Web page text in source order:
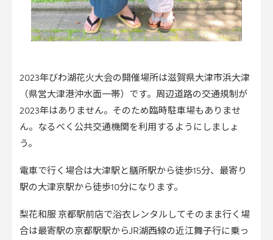
2023年びわ湖花火大会の開催場所は滋賀県大津市浜大津
（県営大津港沖水面一帯）です。周辺道路の交通規制が
2023年はありません。そのため臨時駐車場もありませ
ん。なるべく公共交通機関を利用するようにしましょ
う。
電車で行く場合は大津駅と膳所駅から徒歩15分、最寄り
駅の大津京駅から徒歩10分になります。
梨花和服 京都駅前店で浴衣レンタルしてそのまま行く場
合は最寄駅の京都駅駅からJR湖西線の近江舞子行に乗っ